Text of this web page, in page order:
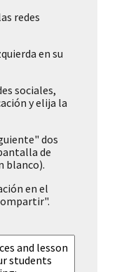
redes
en su
sociales,
y elija la
dos
de
blanco).
en el